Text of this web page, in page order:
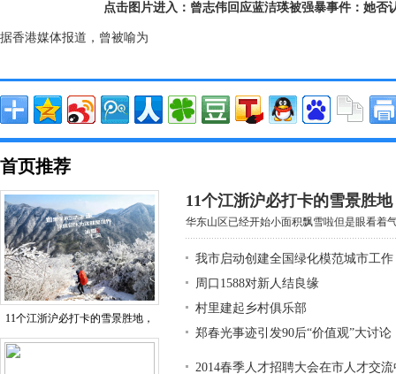
点击图片进入：曾志伟回应蓝洁瑛被强暴事件：她否
据香港媒体报道，曾被喻为
首页推荐
11个江浙沪必打卡的雪景胜地，
11个江浙沪必打卡的雪景胜
华东山区已经开始小面积飘雪啦但是眼看着
我市启动创建全国绿化模范城市工作
周口1588对新人结良缘
村里建起乡村俱乐部
郑春光事迹引发90后“价值观”大讨论
2014春季人才招聘大会在市人才交